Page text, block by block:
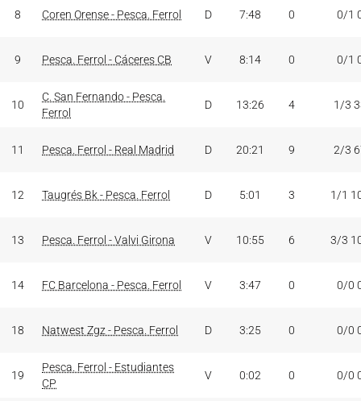
8 Coren Orense - Pesca. Ferrol D 7:48 0 0/1
9 Pesca. Ferrol - Cáceres CB V 8:14 0 0/1
10
C. San Fernando - Pesca.
Ferrol
D 13:26 4 1/3
11 Pesca. Ferrol - Real Madrid D 20:21 9 2/3
12 Taugrés Bk - Pesca. Ferrol D 5:01 3 1/1
13 Pesca. Ferrol - Valvi Girona V 10:55 6 3/3
14 FC Barcelona - Pesca. Ferrol V 3:47 0 0/0
18 Natwest Zgz - Pesca. Ferrol D 3:25 0 0/0
19
Pesca. Ferrol - Estudiantes
CP
V 0:02 0 0/0